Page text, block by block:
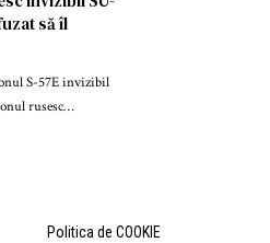
să îl
S-57E invizibil
rusesc…
Politica de COOKIE